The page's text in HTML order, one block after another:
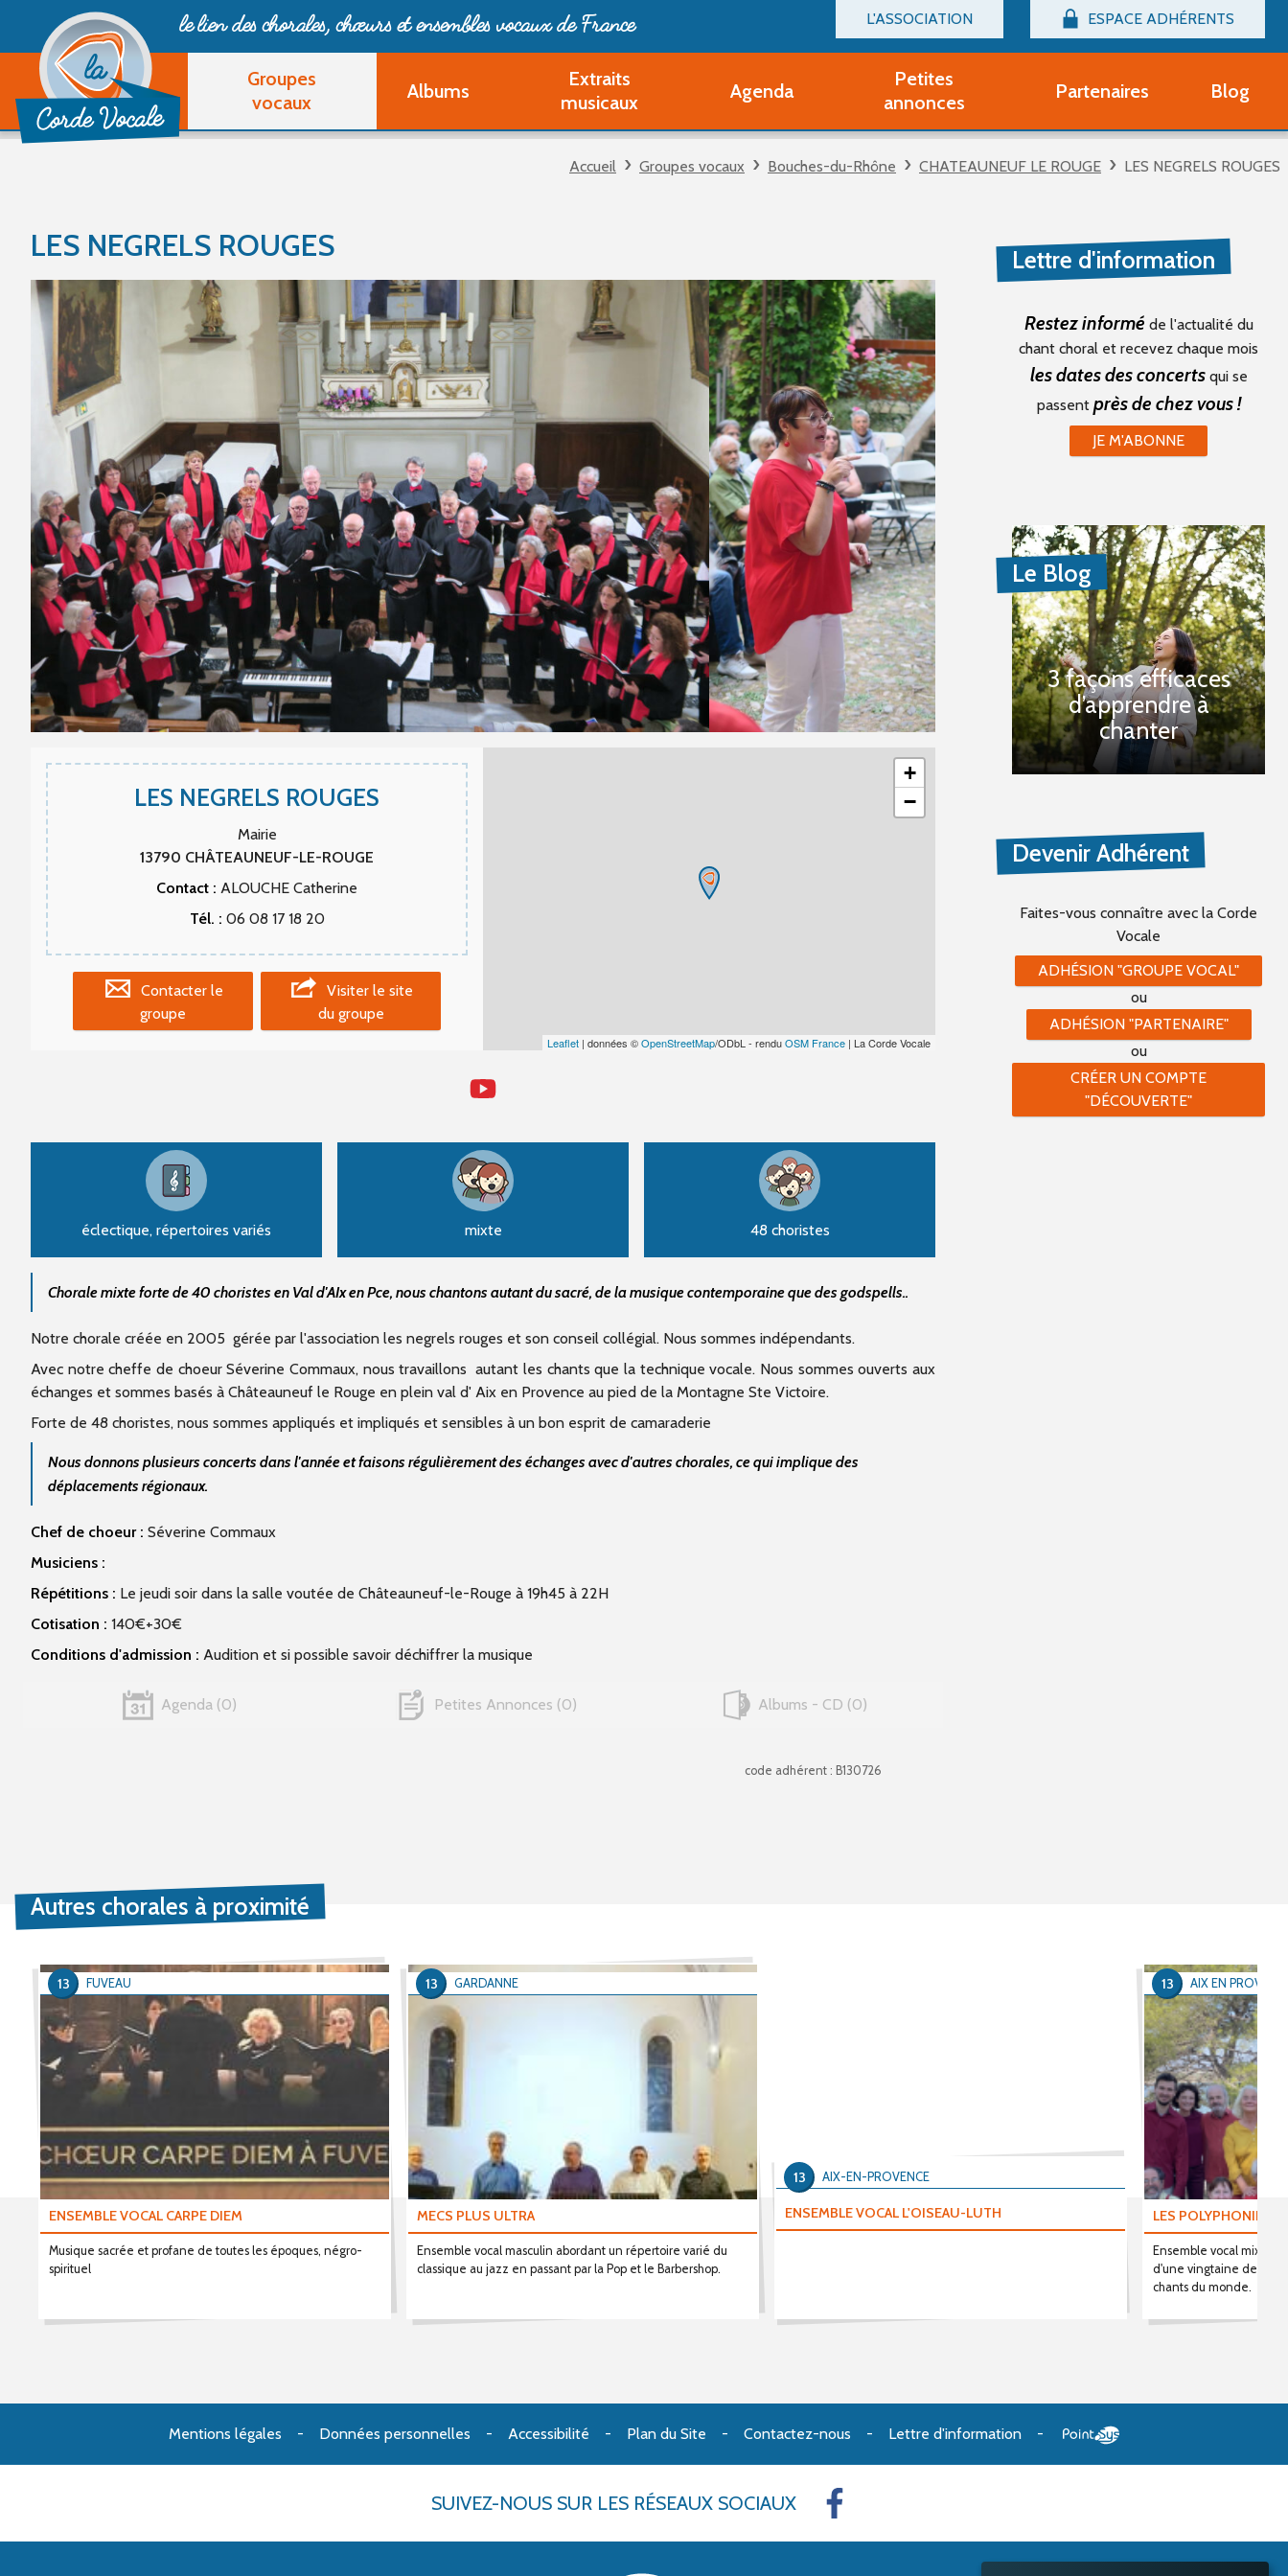
L'ASSOCIATION
Billetterie
Devenir adhérent Groupe Vocal
Devenir adhérent Partenaire
Ouvrir un compte Découverte
ESPACE ADHÉRENTS
Connexion
le lien des chorales, chœurset ensembles vocaux de France
Groupes
vocaux
Albums
Extraits
musicaux
Agenda
Petites
annonces
Partitions d'occasion
Partenaires Blog
Accueil Groupes vocaux Bouches-du-Rhône CHATEAUNEUF LE ROUGE LES NEGRELS ROUGES
LES NEGRELS ROUGES
LES NEGRELS ROUGES
Mairie
13790 CHÂTEAUNEUF-LE-ROUGE
Contact : ALOUCHE Catherine
Tél. : 06 08 17 18 20
Contacter le
groupe
Visiter le site
du groupe
+
−
Leaflet | données ©OpenStreetMap/ODbL - renduOSM France | La Corde Vocale
éclectique, répertoires variés mixte 48 choristes
Chorale mixte forte de 40 choristes en Val d'AIx en Pce, nous chantons autant du sacré, de la musique contemporaine que des godspells..
Notre chorale créée en 2005 gérée par l'association les negrels rouges et son conseil collégial. Nous sommes indépendants.
Avec notre cheffe de choeur Séverine Commaux, nous travaillons autant les chants que la technique vocale. Nous sommes ouverts aux
échanges et sommes basés à Châteauneuf le Rouge en plein val d' Aix en Provence au pied de la Montagne Ste Victoire.
Forte de 48 choristes, nous sommes appliqués et impliqués et sensibles à un bon esprit de camaraderie
Nous donnons plusieurs concerts dans l'année et faisons régulièrement des échanges avec d'autres chorales, ce qui implique des
déplacements régionaux.
Chef de choeur : Séverine Commaux
Musiciens :
Répétitions : Le jeudi soir dans la salle voutée de Châteauneuf-le-Rouge à 19h45 à 22H
Cotisation : 140€+30€
Conditions d'admission : Audition et si possible savoir déchiffrer la musique
Agenda 0 Petites Annonces 0 Albums - CD 0
code adhérent : B130726
Lettre d'information
Restez informé de l'actualité du
chant choral et recevez chaque mois
les dates des concertsqui se
passent près de chez vous !
JE M'ABONNE
Le Blog
3 façons efficaces
d’apprendre à
chanter
Devenir Adhérent
Faites-vous connaître avec la Corde
Vocale
ADHÉSION "GROUPE VOCAL"
ou
ADHÉSION "PARTENAIRE"
ou
CRÉER UN COMPTE
"DÉCOUVERTE"
Autres chorales à proximité
ENSEMBLE VOCAL CARPE DIEM
Musique sacrée et profane de toutes les époques, négro-
spirituel
FUVEAU
13
MECS PLUS ULTRA
Ensemble vocal masculin abordant un répertoire varié du
classique au jazz en passant par la Pop et le Barbershop.
GARDANNE
13
ENSEMBLE VOCAL L'OISEAU-LUTH
AIX-EN-PROVENCE
13
LES POLYPHONIES
Ensemble vocal mixte
d'une vingtaine de
chants du monde.
AIX EN
13
Mentions légales Données personnelles Accessibilité Plan du Site Contactez-nous Lettre d'information
SUIVEZ-NOUS SUR LES RÉSEAUX SOCIAUX